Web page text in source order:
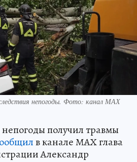
непогоды. Фото: канал МАХ
непогоды получил травмы
в канале МАХ глава
Александр